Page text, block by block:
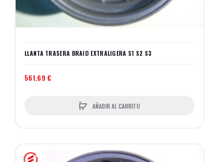
LLANTA TRASERA BRAID EXTRALIGERA S1 S2 S3
561,69 €
AÑADIR AL CARRITO